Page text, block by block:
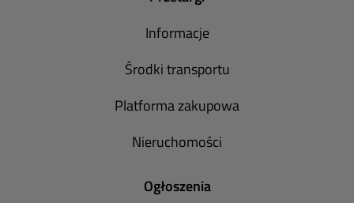
Informacje
Środki transportu
Platforma zakupowa
Nieruchomości
Ogłoszenia